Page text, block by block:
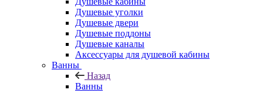
Душевые уголки
Душевые двери
Душевые поддоны
Душевые каналы
Аксессуары для душевой кабины
Ванны
Назад
Ванны